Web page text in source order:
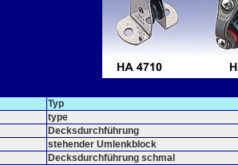
Typ
type
Decksdurchführung
stehender Umlenkblock
Decksdurchführung schmal